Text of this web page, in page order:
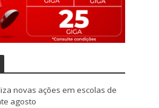
novas ações em escolas de
agosto